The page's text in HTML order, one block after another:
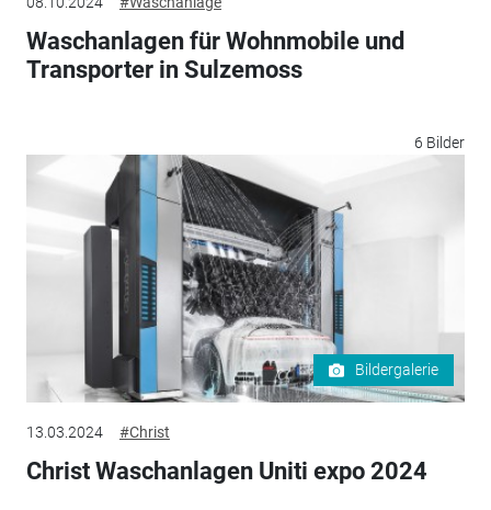
Waschanlagen für Wohnmobile und
Transporter in Sulzemoss
6 Bilder
Bildergalerie
13.03.2024 #Christ
Christ Waschanlagen Uniti expo 2024